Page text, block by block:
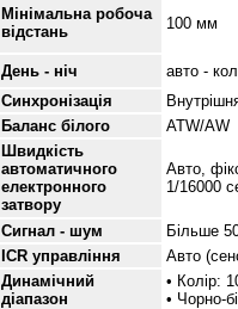
Мінімальна робоча
відстань
100 мм
День - ніч
авто -
Синхронізація
Баланс білого
ATW/AW
Швидкість
автоматичного
електронного
затвору
Авто,
1/16000
Сигнал - шум
Більше
ICR управління
Авто
Динамічний
діапазон
• Колір:
• Чорно-